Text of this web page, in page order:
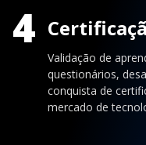
4
Validação de
questionários,
conquista de
mercado de